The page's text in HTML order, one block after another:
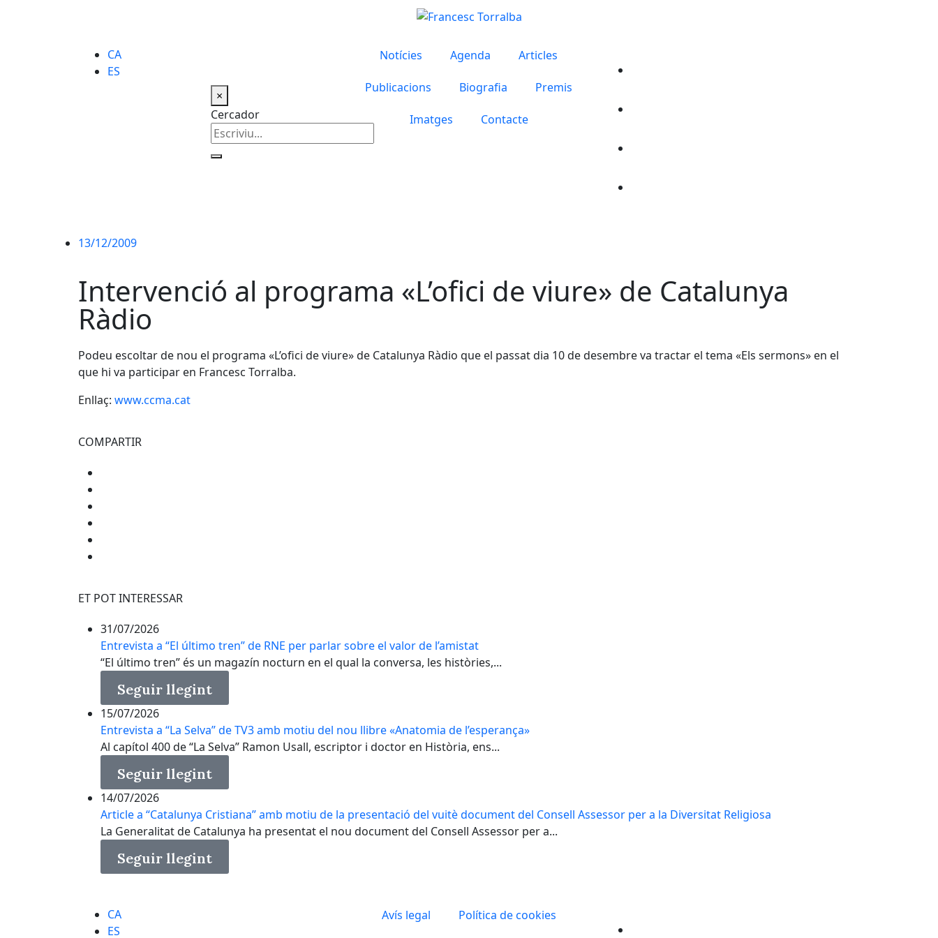
CA
ES
×
Cercador
Notícies Agenda Articles
Publicacions Biografia Premis
Imatges Contacte
13/12/2009
Intervenció al programa «L’ofici de viure» de Catalunya
Ràdio
Podeu escoltar de nou el programa «L’ofici de viure» de Catalunya Ràdio que el passat dia 10 de desembre va tractar el tema «Els sermons» en el
que hi va participar en Francesc Torralba.
Enllaç: www.ccma.cat
COMPARTIR
ET POT INTERESSAR
31/07/2026
Entrevista a “El último tren” de RNE per parlar sobre el valor de l’amistat
“El último tren” és un magazín nocturn en el qual la conversa, les històries,...
Seguir llegint
15/07/2026
Entrevista a “La Selva” de TV3 amb motiu del nou llibre «Anatomia de l’esperança»
Al capítol 400 de “La Selva” Ramon Usall, escriptor i doctor en Història, ens...
Seguir llegint
14/07/2026
Article a “Catalunya Cristiana” amb motiu de la presentació del vuitè document del Consell Assessor per a la Diversitat Religiosa
La Generalitat de Catalunya ha presentat el nou document del Consell Assessor per a...
Seguir llegint
CA
ES
Avís legal Política de cookies